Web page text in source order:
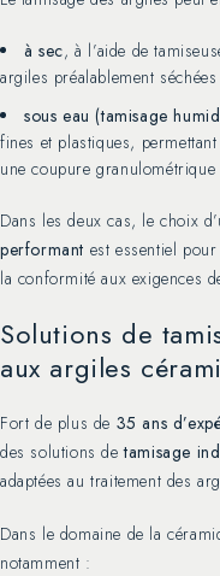
à sec, à l’aide de
argiles préalablement
sous eau (tamisage
fines et plastiques,
une coupure
Dans les deux cas, le choix
performant est essentiel
la conformité aux exigences
Solutions de
aux argiles
Fort de plus de 35 ans
des solutions detamisage
adaptées au traitement des
Dans le domaine de la
notamment :